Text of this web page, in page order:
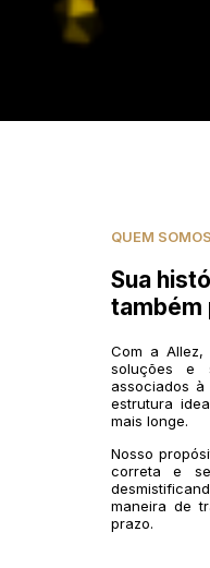
QUEM SOMOS
Sua
também
Com a
soluções e
associados
estrutura
mais longe.
Nosso
correta e
maneira de
prazo.